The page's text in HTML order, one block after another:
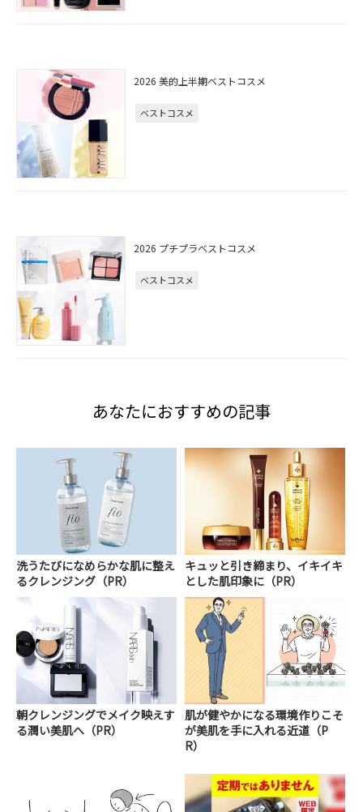
2026 美的上半期ベストコスメ
ベストコスメ
2026 プチプラベストコスメ
ベストコスメ
あなたにおすすめの記事
洗うたびになめらかな肌に整え
るクレンジング（PR）
キュッと引き締まり、イキイキ
とした肌印象に（PR）
朝クレンジングでメイク映えす
る潤い美肌へ（PR）
肌が健やかになる環境作りこそ
が美肌を手に入れる近道（P
R）